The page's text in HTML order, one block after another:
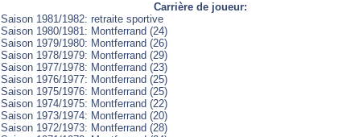
Carrière de joueur:
Saison 1981/1982: retraite sportive
Saison 1980/1981: Montferrand (24)
Saison 1979/1980: Montferrand (26)
Saison 1978/1979: Montferrand (29)
Saison 1977/1978: Montferrand (23)
Saison 1976/1977: Montferrand (25)
Saison 1975/1976: Montferrand (25)
Saison 1974/1975: Montferrand (22)
Saison 1973/1974: Montferrand (20)
Saison 1972/1973: Montferrand (28)